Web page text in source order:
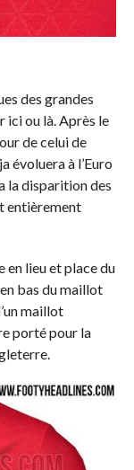
des grandes
ici ou là. Après le
de celui de
évoluera à l’Euro
la disparition des
entièrement
en lieu et place du
bas du maillot
maillot
porté pour la